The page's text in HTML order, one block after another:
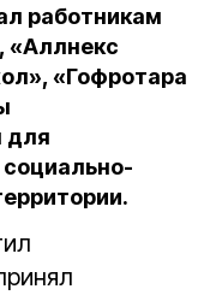
работникам
«Аллнекс
«Гофротара
для